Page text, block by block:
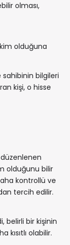
olması,
olduğuna
sahibinin bilgileri
kişi, o hisse
düzenlenen
olduğunu bilir
kontrollü ve
tercih edilir.
belirli bir kişinin
olabilir.